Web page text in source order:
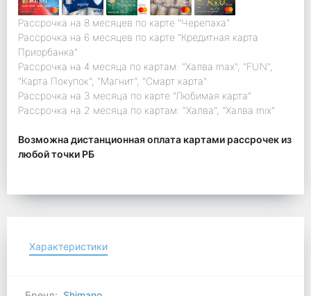
Рассрочка на 8 месяцев по карте "Черепаха"
Рассрочка на 6 месяцев по карте "Кредитная карта
Приорбанка"
Рассрочка на 4 месяца по картам: "Халва max", "FUN",
"Карта Покупок", "Магнит", "Смарт карта"
Рассрочка на 3 месяца по карте "Любимая карта"
Рассрочка на 2 месяца по картам: "Халва", "Халва mix"
Возможна дистанционная оплата картами рассрочек из
любой точки РБ
Характеристики